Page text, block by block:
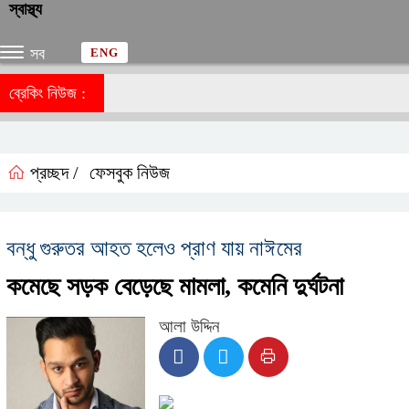
স্বাস্থ্য
সব ENG
ব্রেকিং নিউজ :
প্রচ্ছদ / ফেসবুক নিউজ
বন্ধু গুরুতর আহত হলেও প্রাণ যায় নাঈমের
কমেছে সড়ক বেড়েছে মামলা, কমেনি দুর্ঘটনা
আলা উদ্দিন